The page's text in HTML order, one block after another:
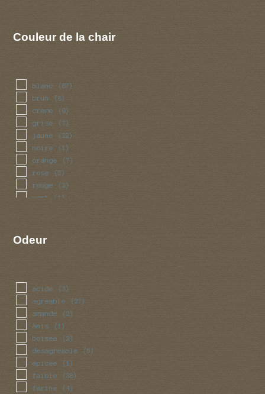
Couleur de la chair
blanc (87)
brun (8)
creme (9)
grise (7)
jaune (22)
noire (1)
orange (7)
rose (5)
rouge (2)
vert (1)
Odeur
acide (3)
agreable (27)
amande (2)
anis (1)
boisee (2)
desagreable (5)
epicee (1)
faible (38)
farine (4)